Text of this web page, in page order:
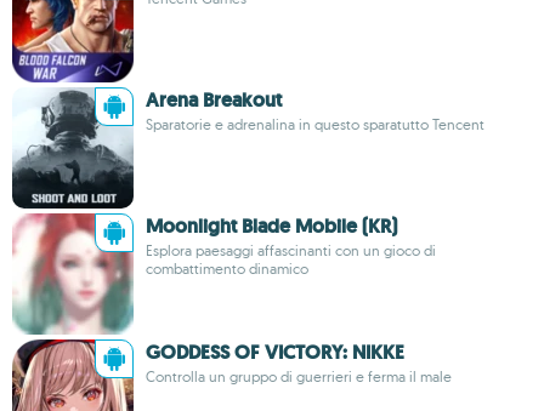
Arena Breakout
Sparatorie e adrenalina in questo sparatutto Tencent
Moonlight Blade Mobile (KR)
Esplora paesaggi affascinanti con un gioco di
combattimento dinamico
GODDESS OF VICTORY: NIKKE
Controlla un gruppo di guerrieri e ferma il male